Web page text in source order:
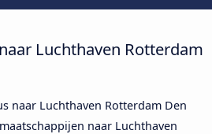
Luchthaven Rotterdam
naar Luchthaven Rotterdam Den
naar Luchthaven